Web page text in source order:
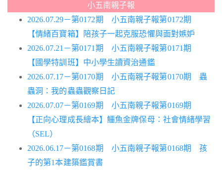
小五南親子報
2026.07.29－第0172期 小五南親子報第0172期
【情緒百寶箱】陪孩子一起克服恐懼與面對嫉妒
2026.07.21－第0171期 小五南親子報第0171期
【國學特訓班】中小學生讀資治通鑑
2026.07.17－第0170期 小五南親子報第0170期 蟲
蟲洞：我的蟲蟲觀察日記
2026.07.07－第0169期 小五南親子報第0169期
【正向心理成長繪本】鱷魚金牌保母：社會情緒學習
（SEL）
2026.06.17－第0168期 小五南親子報第0168期 孩
子的第1本建築鑑賞書